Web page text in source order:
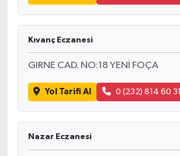
Kıvanç Eczanesi
GIRNE CAD. NO:18 YENİ FOÇA
Yol Tarifi Al 0 (232) 814 60 31
Nazar Eczanesi